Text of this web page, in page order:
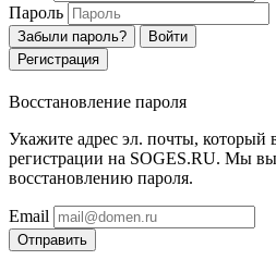
Пароль
Забыли пароль?
Войти
Регистрация
Восстановление пароля
Укажите адрес эл. почты, который
регистрации на SOGES.RU. Мы
восстановлению пароля.
Email
Отправить